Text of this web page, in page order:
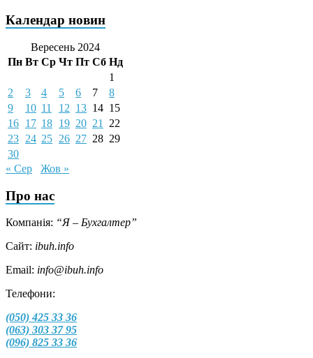
Календар новин
Вересень 2024
Пн Вт Ср Чт Пт Сб Нд
1
2
3 4 5 6 7
8
9
10 11 12 13 14 15
16 17 18 19 20 21
22
23 24 25 26 27 28 29
30
« Сер
Жов »
Про нас
Компанія: “Я – Бухгалтер”
Сайт: ibuh.info
Email: info@ibuh.info
Телефони:
(050) 425 33 36
(063) 303 37 95
(096) 825 33 36